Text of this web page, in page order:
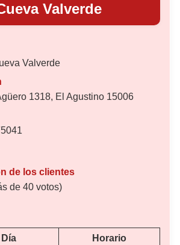
Valverde
Valverde
1318, El Agustino 15006
de los clientes
de 40 votos)
Día
Horario